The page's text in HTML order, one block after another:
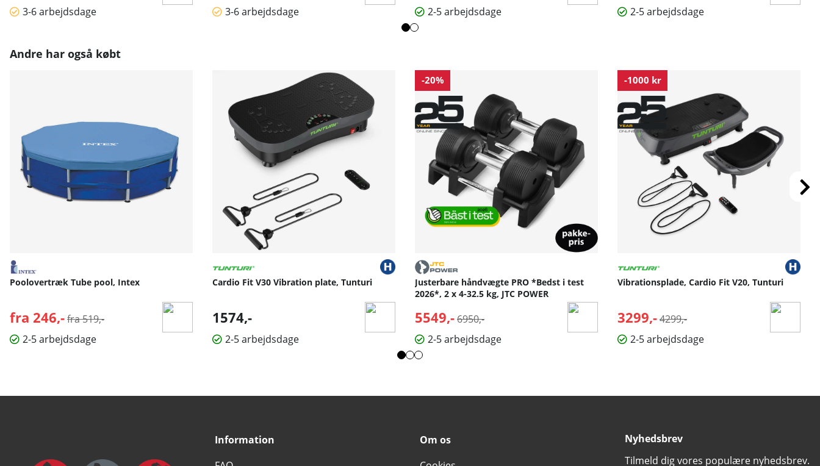
3-6 arbejdsdage
3-6 arbejdsdage
2-5 arbejdsdage
2-5 arbejdsdage
Andre har også købt
Poolovertræk Tube pool, Intex
fra 246,-Normalpris:
fra 519,-
2-5 arbejdsdage
Cardio Fit V30 Vibration plate, Tunturi
1574,-
2-5 arbejdsdage
-20%
Justerbare håndvægte PRO *Bedst i test
2026*, 2 x 4-32.5 kg, JTC POWER
5549,- Normalpris:
6950,-
2-5 arbejdsdage
-1000 kr
Vibrationsplade, Cardio Fit V20, Tunturi
3299,- Normalpris:
4299,-
2-5 arbejdsdage
Information
Om os
Nyhedsbrev
Tilmeld dig vores populære nyhedsbrev.